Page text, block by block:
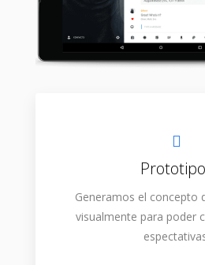
Generamos el concepto
visualmente para poder